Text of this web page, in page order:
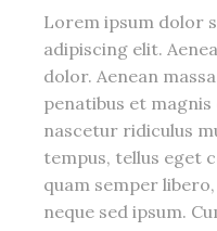
Lorem ipsum dolor
adipiscing elit.
dolor. Aenean
penatibus et
nascetur ridiculus
tempus, tellus eget
quam semper
neque sed ipsum.